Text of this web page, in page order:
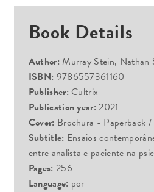
Book Details
Author: Murray Stein, Nathan
ISBN: 9786557361160
Publisher: Cultrix
Publication year:2021
Cover: Brochura - Paperback
Subtitle: Ensaios
entre analista e paciente na
Pages: 256
Language: por